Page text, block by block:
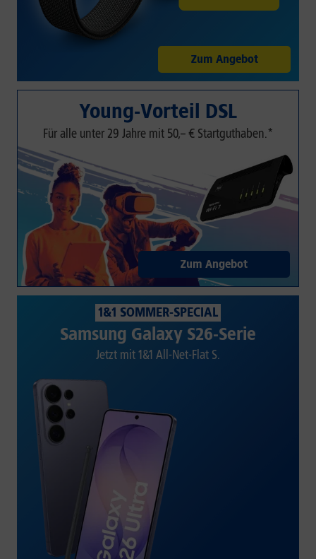
Zum Angebot
Young-Vorteil DSL
Für alle unter 29 Jahre mit 50,– € Startguthaben.*
Zum Angebot
1&1 SOMMER-SPECIAL
Samsung Galaxy S26-Serie
Jetzt mit 1&1 All-Net-Flat S.